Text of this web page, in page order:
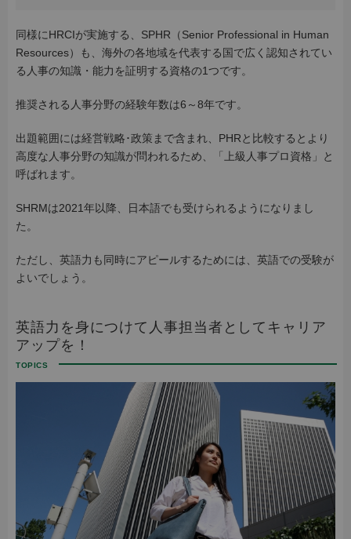
同様にHRCIが実施する、SPHR（Senior Professional in Human
Resources）も、海外の各地域を代表する国で広く認知されてい
る人事の知識・能力を証明する資格の1つです。
推奨される人事分野の経験年数は6～8年です。
出題範囲には経営戦略･政策まで含まれ、PHRと比較するとより
高度な人事分野の知識が問われるため、「上級人事プロ資格」と
呼ばれます。
SHRMは2021年以降、日本語でも受けられるようになりまし
た。
ただし、英語力も同時にアピールするためには、英語での受験が
よいでしょう。
英語力を身につけて人事担当者としてキャリア
アップを！